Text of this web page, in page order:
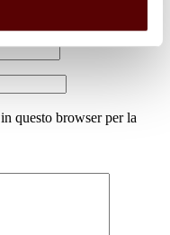
questo browser per la